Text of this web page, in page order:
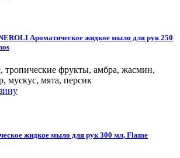
Ароматическое жидкое мыло для рук 250
тропические фрукты, амбра, жасмин,
мускус, мята, персик
жидкое мыло для рук 300 мл, Flame